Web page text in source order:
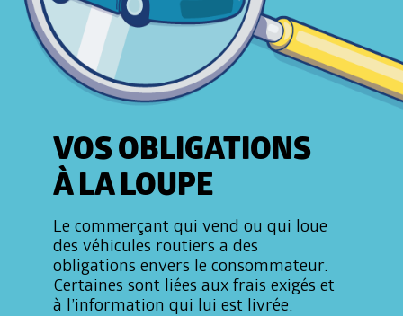
VOS OBLIGATIONS
À LA LOUPE
Le commerçant qui vend ou qui loue
des véhicules routiers a des
obligations envers le consommateur.
Certaines sont liées aux frais exigés et
à l’information qui lui est livrée.